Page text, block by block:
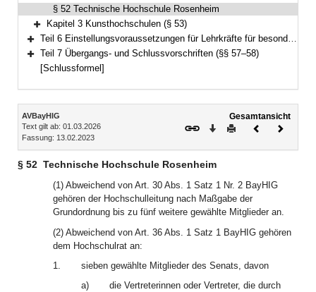
§ 52 Technische Hochschule Rosenheim
Bereich erweitern
Kapitel 3 Kunsthochschulen (§ 53)
Bereich erweitern
Teil 6 Einstellungsvoraussetzungen für Lehrkräfte für besondere Aufgaben (§§ 54–56)
Bereich erweitern
Teil 7 Übergangs- und Schlussvorschriften (§§ 57–58)
[Schlussformel]
Inhalt
AVBayHIG
Text gilt ab: 01.03.2026
Fassung: 13.02.2023
Gesamtansicht
Download
DruckenVorheriges
§ 52 Technische Hochschule Rosenheim
(1) Abweichend von Art. 30 Abs. 1 Satz 1 Nr. 2 BayHIG
gehören der Hochschulleitung nach Maßgabe der
Grundordnung bis zu fünf weitere gewählte Mitglieder an.
(2) Abweichend von Art. 36 Abs. 1 Satz 1 BayHIG gehören
dem Hochschulrat an:
1.
sieben gewählte Mitglieder des Senats, davon
a)
die Vertreterinnen oder Vertreter, die durch